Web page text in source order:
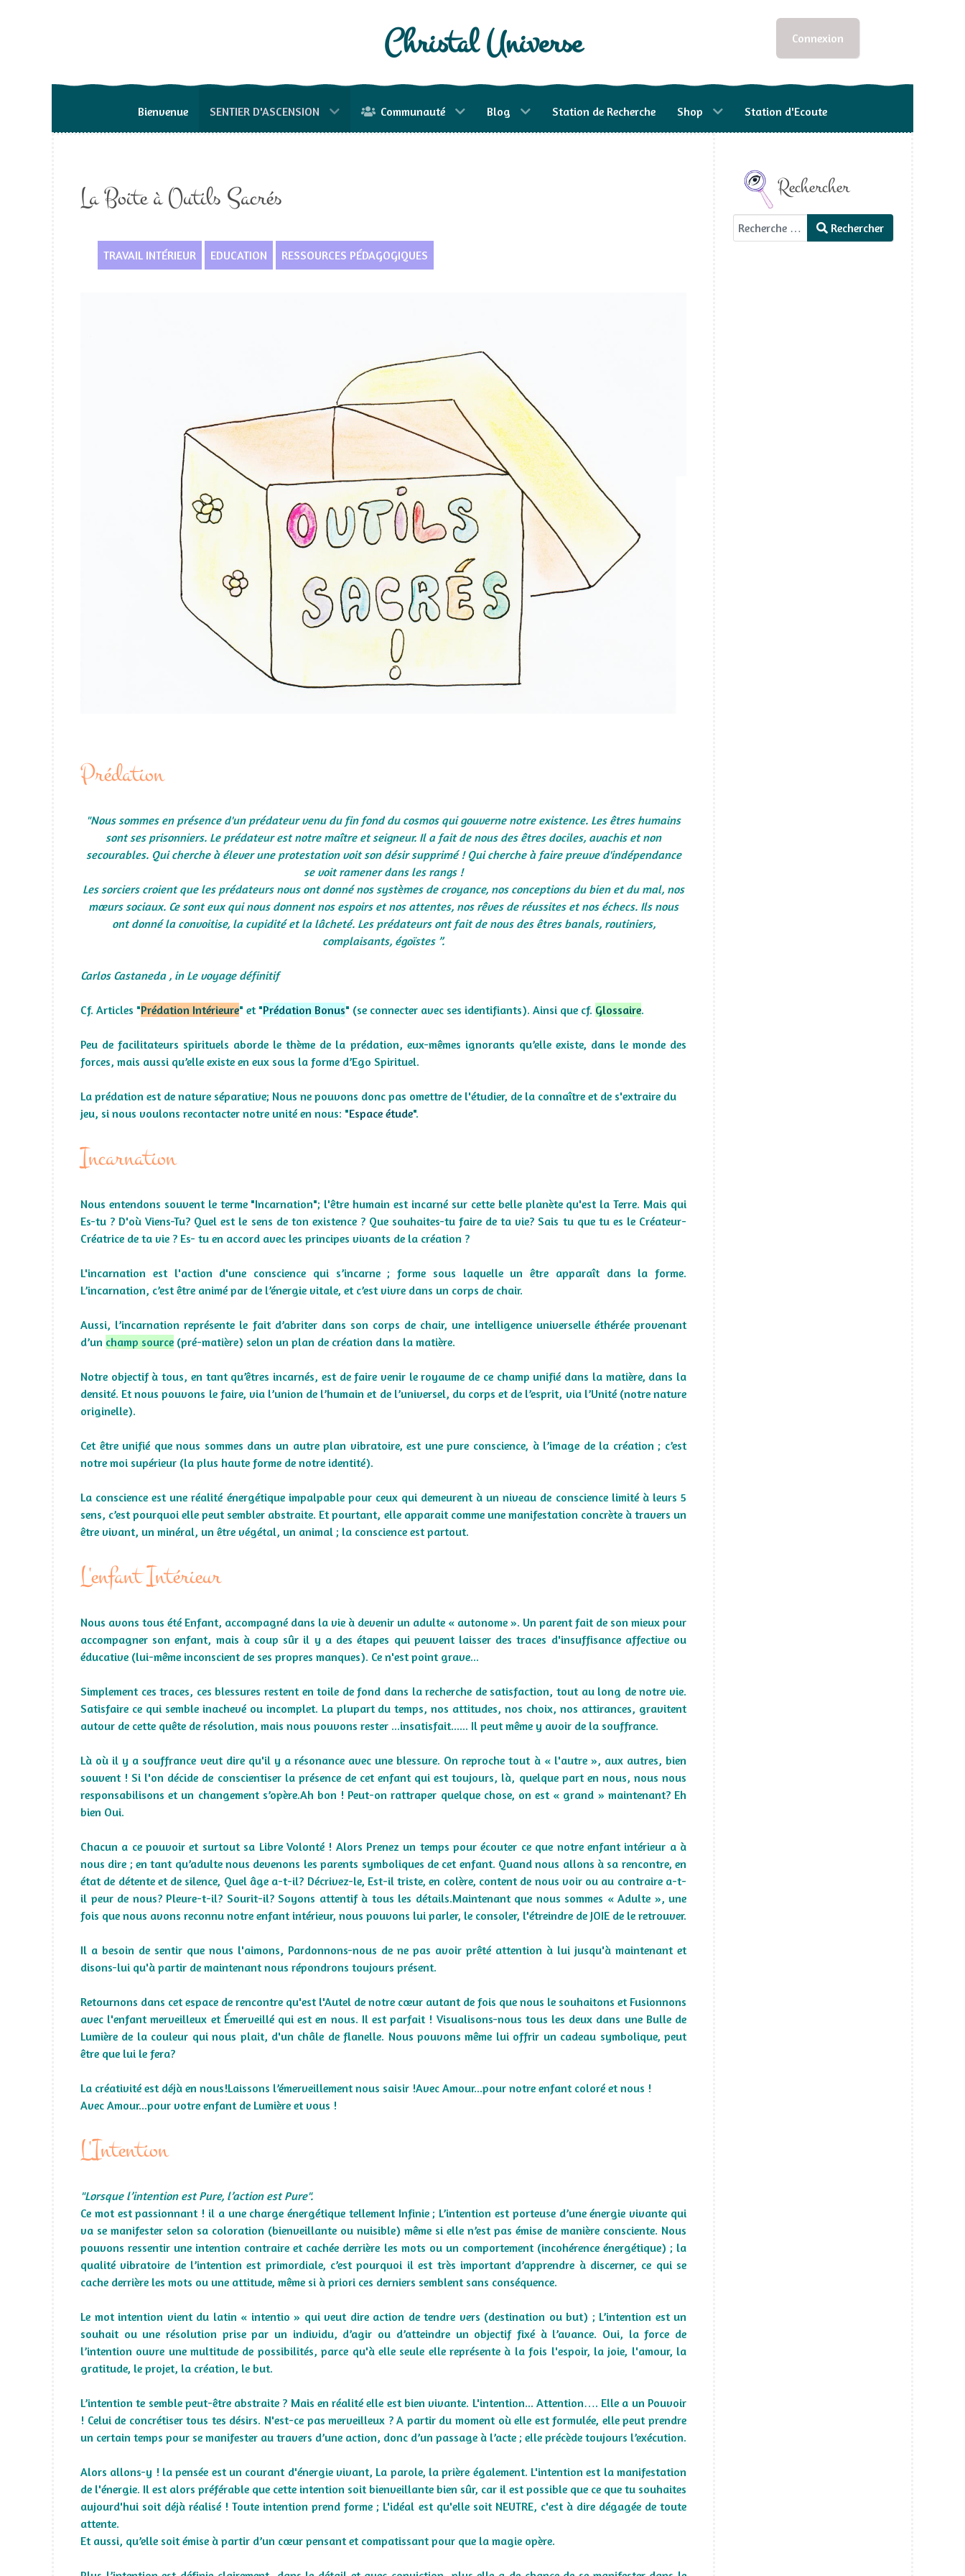
Christal Universe Connexion
Bienvenue SENTIER D'ASCENSION Communauté Blog Station de Recherche Shop Station d'Ecoute
La Boite à Outils Sacrés
TRAVAIL INTÉRIEUR EDUCATION RESSOURCES PÉDAGOGIQUES
Prédation
"Nous sommes en présence d'un prédateur venu du fin fond du cosmos qui gouverne notre existence. Les êtres humains
sont ses prisonniers. Le prédateur est notre maître et seigneur. Il a fait de nous des êtres dociles, avachis et non
secourables. Qui cherche à élever une protestation voit son désir supprimé ! Qui cherche à faire preuve d'indépendance
se voit ramener dans les rangs !
Les sorciers croient que les prédateurs nous ont donné nos systèmes de croyance, nos conceptions du bien et du mal, nos
mœurs sociaux. Ce sont eux qui nous donnent nos espoirs et nos attentes, nos rêves de réussites et nos échecs. Ils nous
ont donné la convoitise, la cupidité et la lâcheté. Les prédateurs ont fait de nous des êtres banals, routiniers,
complaisants, égoïstes ”.
Carlos Castaneda , in Le voyage définitif
Cf. Articles "Prédation Intérieure" et "Prédation Bonus" (se connecter avec ses identifiants). Ainsi que cf. Glossaire.
Peu de facilitateurs spirituels aborde le thème de la prédation, eux-mêmes ignorants qu’elle existe, dans le monde des
forces, mais aussi qu’elle existe en eux sous la forme d’Ego Spirituel.
La prédation est de nature séparative; Nous ne pouvons donc pas omettre de l'étudier, de la connaître et de s'extraire du
jeu, si nous voulons recontacter notre unité en nous: "Espace étude".
Incarnation
Nous entendons souvent le terme "Incarnation"; l'être humain est incarné sur cette belle planète qu'est la Terre. Mais qui
Es-tu ? D'où Viens-Tu? Quel est le sens de ton existence ? Que souhaites-tu faire de ta vie? Sais tu que tu es le Créateur-
Créatrice de ta vie ? Es- tu en accord avec les principes vivants de la création ?
L'incarnation est l'action d'une conscience qui s’incarne ; forme sous laquelle un être apparaît dans la forme.
L’incarnation, c’est être animé par de l’énergie vitale, et c’est vivre dans un corps de chair.
Aussi, l’incarnation représente le fait d’abriter dans son corps de chair, une intelligence universelle éthérée provenant
d’un champ source (pré-matière) selon un plan de création dans la matière.
Notre objectif à tous, en tant qu’êtres incarnés, est de faire venir le royaume de ce champ unifié dans la matière, dans la
densité. Et nous pouvons le faire, via l’union de l’humain et de l’universel, du corps et de l’esprit, via l’Unité (notre nature
originelle).
Cet être unifié que nous sommes dans un autre plan vibratoire, est une pure conscience, à l’image de la création ; c’est
notre moi supérieur (la plus haute forme de notre identité).
La conscience est une réalité énergétique impalpable pour ceux qui demeurent à un niveau de conscience limité à leurs 5
sens, c’est pourquoi elle peut sembler abstraite. Et pourtant, elle apparait comme une manifestation concrète à travers un
être vivant, un minéral, un être végétal, un animal ; la conscience est partout.
L'enfant Intérieur
Nous avons tous été Enfant, accompagné dans la vie à devenir un adulte « autonome ». Un parent fait de son mieux pour
accompagner son enfant, mais à coup sûr il y a des étapes qui peuvent laisser des traces d'insuffisance affective ou
éducative (lui-même inconscient de ses propres manques). Ce n'est point grave...
Simplement ces traces, ces blessures restent en toile de fond dans la recherche de satisfaction, tout au long de notre vie.
Satisfaire ce qui semble inachevé ou incomplet. La plupart du temps, nos attitudes, nos choix, nos attirances, gravitent
autour de cette quête de résolution, mais nous pouvons rester ...insatisfait...... Il peut même y avoir de la souffrance.
Là où il y a souffrance veut dire qu'il y a résonance avec une blessure. On reproche tout à « l'autre », aux autres, bien
souvent ! Si l'on décide de conscientiser la présence de cet enfant qui est toujours, là, quelque part en nous, nous nous
responsabilisons et un changement s’opère.Ah bon ! Peut-on rattraper quelque chose, on est « grand » maintenant? Eh
bien Oui.
Chacun a ce pouvoir et surtout sa Libre Volonté ! Alors Prenez un temps pour écouter ce que notre enfant intérieur a à
nous dire ; en tant qu’adulte nous devenons les parents symboliques de cet enfant. Quand nous allons à sa rencontre, en
état de détente et de silence, Quel âge a-t-il? Décrivez-le, Est-il triste, en colère, content de nous voir ou au contraire a-t-
il peur de nous? Pleure-t-il? Sourit-il? Soyons attentif à tous les détails.Maintenant que nous sommes « Adulte », une
fois que nous avons reconnu notre enfant intérieur, nous pouvons lui parler, le consoler, l'étreindre de JOIE de le retrouver.
Il a besoin de sentir que nous l'aimons, Pardonnons-nous de ne pas avoir prêté attention à lui jusqu'à maintenant et
disons-lui qu'à partir de maintenant nous répondrons toujours présent.
Retournons dans cet espace de rencontre qu'est l'Autel de notre cœur autant de fois que nous le souhaitons et Fusionnons
avec l'enfant merveilleux et Émerveillé qui est en nous. Il est parfait ! Visualisons-nous tous les deux dans une Bulle de
Lumière de la couleur qui nous plait, d'un châle de flanelle. Nous pouvons même lui offrir un cadeau symbolique, peut
être que lui le fera?
La créativité est déjà en nous!Laissons l’émerveillement nous saisir !Avec Amour...pour notre enfant coloré et nous !
Avec Amour...pour votre enfant de Lumière et vous !
L'Intention
"Lorsque l’intention est Pure, l’action est Pure".
Ce mot est passionnant ! il a une charge énergétique tellement Infinie ; L’intention est porteuse d’une énergie vivante qui
va se manifester selon sa coloration (bienveillante ou nuisible) même si elle n’est pas émise de manière consciente. Nous
pouvons ressentir une intention contraire et cachée derrière les mots ou un comportement (incohérence énergétique) ; la
qualité vibratoire de l’intention est primordiale, c’est pourquoi il est très important d’apprendre à discerner, ce qui se
cache derrière les mots ou une attitude, même si à priori ces derniers semblent sans conséquence.
Le mot intention vient du latin « intentio » qui veut dire action de tendre vers (destination ou but) ; L’intention est un
souhait ou une résolution prise par un individu, d’agir ou d’atteindre un objectif fixé à l’avance. Oui, la force de
l’intention ouvre une multitude de possibilités, parce qu'à elle seule elle représente à la fois l'espoir, la joie, l'amour, la
gratitude, le projet, la création, le but.
L’intention te semble peut-être abstraite ? Mais en réalité elle est bien vivante. L'intention... Attention…. Elle a un Pouvoir
! Celui de concrétiser tous tes désirs. N'est-ce pas merveilleux ? A partir du moment où elle est formulée, elle peut prendre
un certain temps pour se manifester au travers d’une action, donc d’un passage à l’acte ; elle précède toujours l’exécution.
Alors allons-y ! la pensée est un courant d'énergie vivant, La parole, la prière également. L'intention est la manifestation
de l'énergie. Il est alors préférable que cette intention soit bienveillante bien sûr, car il est possible que ce que tu souhaites
aujourd'hui soit déjà réalisé ! Toute intention prend forme ; L'idéal est qu'elle soit NEUTRE, c'est à dire dégagée de toute
attente.
Et aussi, qu’elle soit émise à partir d’un cœur pensant et compatissant pour que la magie opère.
Rechercher
Rechercher Rechercher